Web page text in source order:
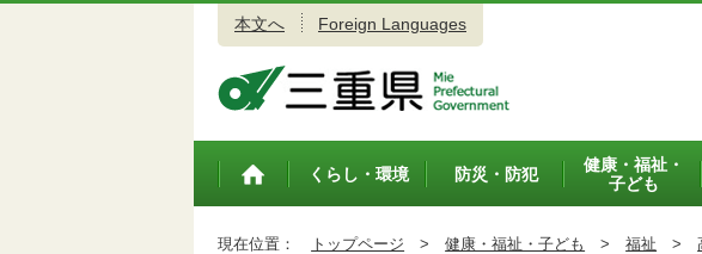
本文へ Foreign Languages
トップペ
くらし・環境 防災・防犯
健康・福祉・
子ども
現在位置： トップページ > 健康・福祉・子ども > 福祉 >